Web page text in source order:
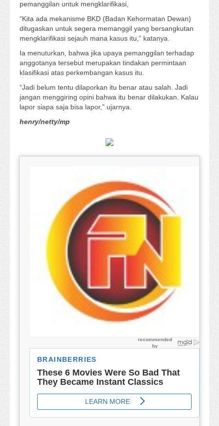
pemanggilan untuk mengklarifikasi,
“Kita ada mekanisme BKD (Badan Kehormatan Dewan)
ditugaskan untuk segera memanggil yang bersangkutan
mengklarifikasi sejauh mana kasus itu,” katanya.
Ia menuturkan, bahwa jika upaya pemanggilan terhadap
anggotanya tersebut merupakan tindakan permintaan
klasifikasi atas perkembangan kasus itu.
“Jadi belum tentu dilaporkan itu benar atau salah. Jadi
jangan menggiring opini bahwa itu benar dilakukan. Kalau
lapor siapa saja bisa lapor,” ujarnya.
henry/netty/mp